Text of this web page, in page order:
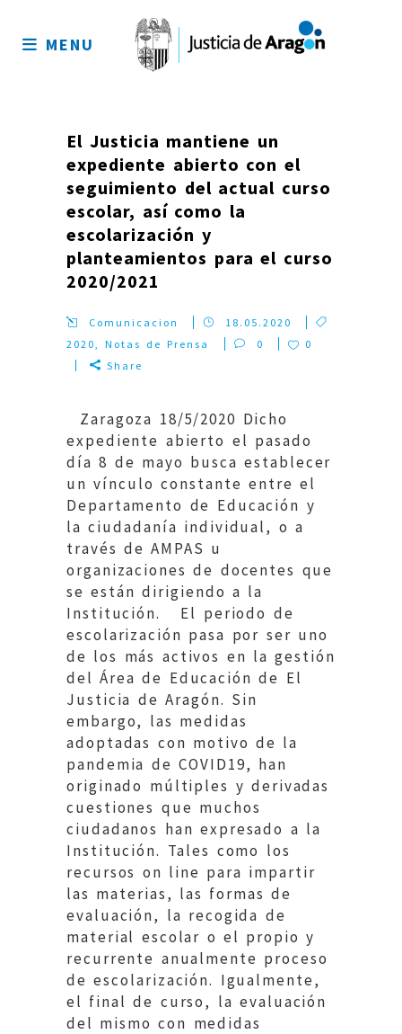
sitio
MENU
El Justicia mantiene un
expediente abierto con el
seguimiento del actual curso
escolar, así como la
escolarización y
planteamientos para el curso
2020/2021
Comunicacion
18.05.2020
2020,Notas de Prensa 0
0
Share
Zaragoza 18/5/2020 Dicho
expediente abierto el pasado
día 8 de mayo busca establecer
un vínculo constante entre el
Departamento de Educación y
la ciudadanía individual, o a
través de AMPAS u
organizaciones de docentes que
se están dirigiendo a la
Institución. El periodo de
escolarización pasa por ser uno
de los más activos en la gestión
del Área de Educación de El
Justicia de Aragón. Sin
embargo, las medidas
adoptadas con motivo de la
pandemia de COVID19, han
originado múltiples y derivadas
cuestiones que muchos
ciudadanos han expresado a la
Institución. Tales como los
recursos on line para impartir
las materias, las formas de
evaluación, la recogida de
material escolar o el propio y
recurrente anualmente proceso
de escolarización. Igualmente,
el final de curso, la evaluación
del mismo con medidas